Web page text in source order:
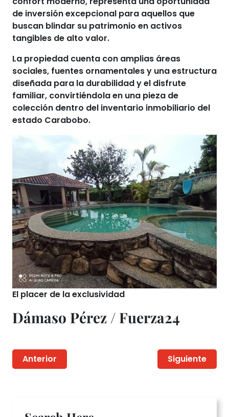
de inversión excepcional para aquellos que
buscan blindar su patrimonio en activos
tangibles de alto valor.
La propiedad cuenta con amplias áreas
sociales, fuentes ornamentales y una estructura
diseñada para la durabilidad y el disfrute
familiar, convirtiéndola en una pieza de
colección dentro del inventario inmobiliario del
estado Carabobo.
El placer de la exclusividad
Dámaso Pérez / Fuerza24
Anterior Siguiente